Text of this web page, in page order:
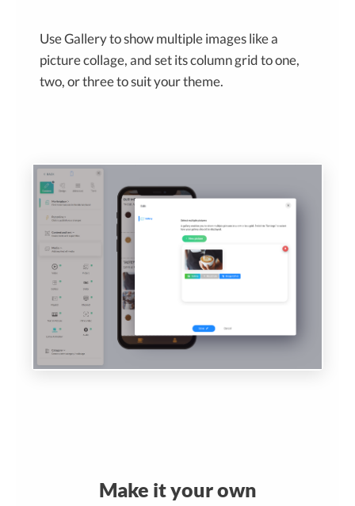
Use Gallery to show multiple images like a
picture collage, and set its column grid to one,
two, or three to suit your theme.
Make it your own